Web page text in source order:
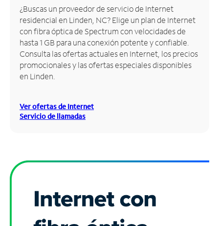
Inglés
Administrar
cuenta
Encuentra
una
tienda
¿Buscas un proveedor de servicio de Internet
residencial en Linden, NC? Elige un plan de Internet
con fibra óptica de Spectrum con velocidades de
hasta 1 GB para una conexión potente y confiable.
Consulta las ofertas actuales en Internet, los precios
promocionales y las ofertas especiales disponibles
en Linden.
Ver ofertas de Internet
Servicio de llamadas